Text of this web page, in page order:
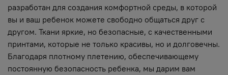
разработан для создания комфортной среды, в которой
вы и ваш ребенок можете свободно общаться друг с
другом. Ткани яркие, но безопасные, с качественными
принтами, которые не только красивы, но и долговечны.
Благодаря плотному плетению, обеспечивающему
постоянную безопасность ребенка, мы дарим вам